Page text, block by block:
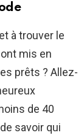
à trouver le
mis en
prêts ? Allez-
de 40
savoir qui